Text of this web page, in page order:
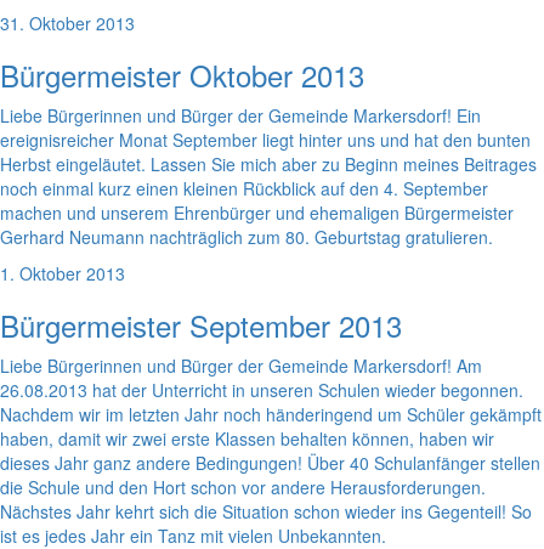
31. Oktober 2013
Bürgermeister Oktober 2013
Liebe Bürgerinnen und Bürger der Gemeinde Markersdorf! Ein
ereignisreicher Monat September liegt hinter uns und hat den bunten
Herbst eingeläutet. Lassen Sie mich aber zu Beginn meines Beitrages
noch einmal kurz einen kleinen Rückblick auf den 4. September
machen und unserem Ehrenbürger und ehemaligen Bürgermeister
Gerhard Neumann nachträglich zum 80. Geburtstag gratulieren.
1. Oktober 2013
Bürgermeister September 2013
Liebe Bürgerinnen und Bürger der Gemeinde Markersdorf! Am
26.08.2013 hat der Unterricht in unseren Schulen wieder begonnen.
Nachdem wir im letzten Jahr noch händeringend um Schüler gekämpft
haben, damit wir zwei erste Klassen behalten können, haben wir
dieses Jahr ganz andere Bedingungen! Über 40 Schulanfänger stellen
die Schule und den Hort schon vor andere Herausforderungen.
Nächstes Jahr kehrt sich die Situation schon wieder ins Gegenteil! So
ist es jedes Jahr ein Tanz mit vielen Unbekannten.